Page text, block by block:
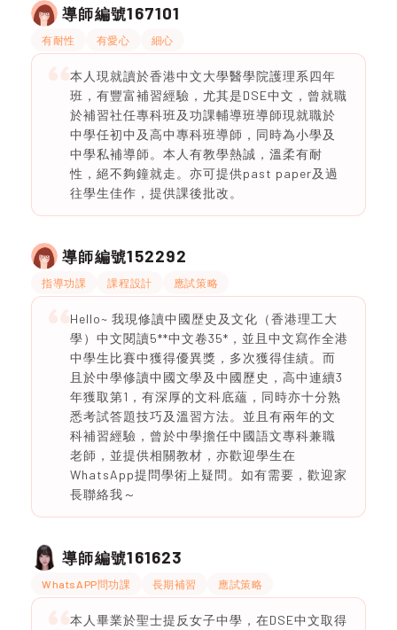
導師編號167101
有耐性 有愛心 細心
本人現就讀於香港中文大學醫學院護理系四年
班，有豐富補習經驗，尤其是DSE中文，曾就職
於補習社任專科班及功課輔導班導師現就職於
中學任初中及高中專科班導師，同時為小學及
中學私補導師。本人有教學熱誠，溫柔有耐
性，絕不夠鐘就走。亦可提供past paper及過
往學生佳作，提供課後批改。
導師編號152292
指導功課 課程設計 應試策略
Hello~ 我現修讀中國歴史及文化（香港理工大
學）中文閱讀5**中文卷35*，並且中文寫作全港
中學生比賽中獲得優異獎，多次獲得佳績。而
且於中學修讀中國文學及中國歷史，高中連續3
年獲取第1，有深厚的文科底蘊，同時亦十分熟
悉考試答題技巧及溫習方法。並且有兩年的文
科補習經驗，曾於中學擔任中國語文專科兼職
老師，並提供相關教材，亦歡迎學生在
WhatsApp提問學術上疑問。如有需要，歡迎家
長聯絡我～
導師編號161623
WhatsAPP問功課 長期補習 應試策略
本人畢業於聖士提反女子中學，在DSE中文取得